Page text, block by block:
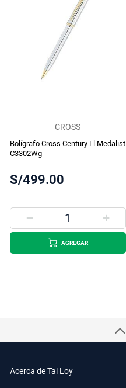
CROSS
Bolígrafo Cross Century Ll Medalist
C3302Wg
S/499.00
AGREGAR
Acerca de Tai Loy